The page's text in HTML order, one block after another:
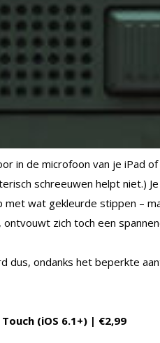
in de microfoon van je iPad
schreeuwen helpt niet.)
met wat gekleurde stippen –
zich toch een
dus, ondanks het beperkte
(iOS 6.1+) | €2,99